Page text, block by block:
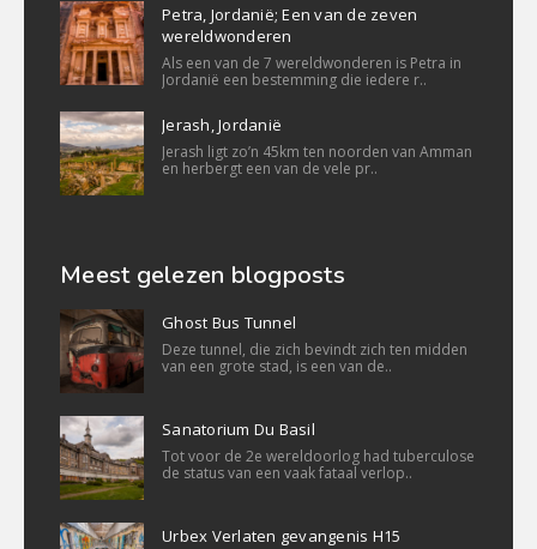
Petra, Jordanië; Een van de zeven
wereldwonderen
Als een van de 7 wereldwonderen is Petra in
Jordanië een bestemming die iedere r..
Jerash, Jordanië
Jerash ligt zo’n 45km ten noorden van Amman
en herbergt een van de vele pr..
Meest gelezen blogposts
Ghost Bus Tunnel
Deze tunnel, die zich bevindt zich ten midden
van een grote stad, is een van de..
Sanatorium Du Basil
Tot voor de 2e wereldoorlog had tuberculose
de status van een vaak fataal verlop..
Urbex Verlaten gevangenis H15